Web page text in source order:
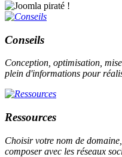
Conseils
Conception, optimisation,
plein d'informations pour
Ressources
Choisir votre nom de
composer avec les réseaux